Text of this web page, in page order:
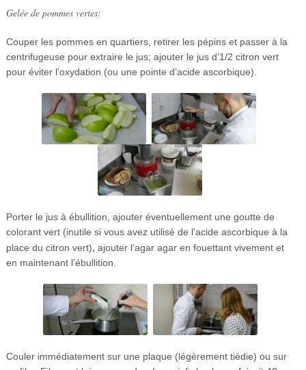
Gelée de pommes vertes:
Couper les pommes en quartiers, retirer les pépins et passer à la
centrifugeuse pour extraire le jus; ajouter le jus d’1/2 citron vert
pour éviter l’oxydation (ou une pointe d’acide ascorbique).
Porter le jus à ébullition, ajouter éventuellement une goutte de
colorant vert (inutile si vous avez utilisé de l’acide ascorbique à la
place du citron vert), ajouter l’agar agar en fouettant vivement et
en maintenant l’ébullition.
Couler immédiatement sur une plaque (légèrement tiédie) ou sur